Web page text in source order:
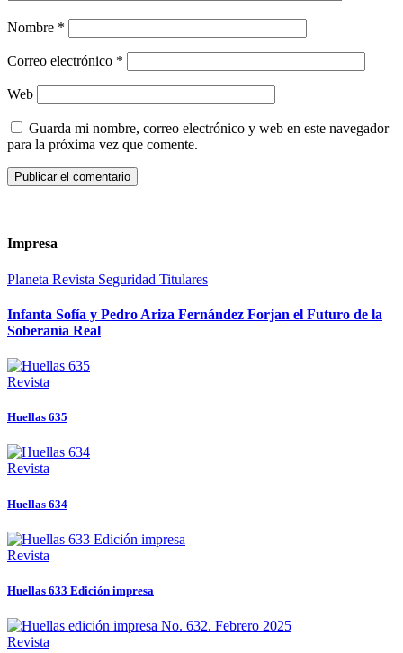
Nombre *
Correo electrónico *
Web
Guarda mi nombre, correo electrónico y web en este navegador
para la próxima vez que comente.
Impresa
Planeta Revista Seguridad Titulares
Infanta Sofía y Pedro Ariza Fernández Forjan el Futuro de la
Soberanía Real
Revista
Huellas 635
Revista
Huellas 634
Revista
Huellas 633 Edición impresa
Revista